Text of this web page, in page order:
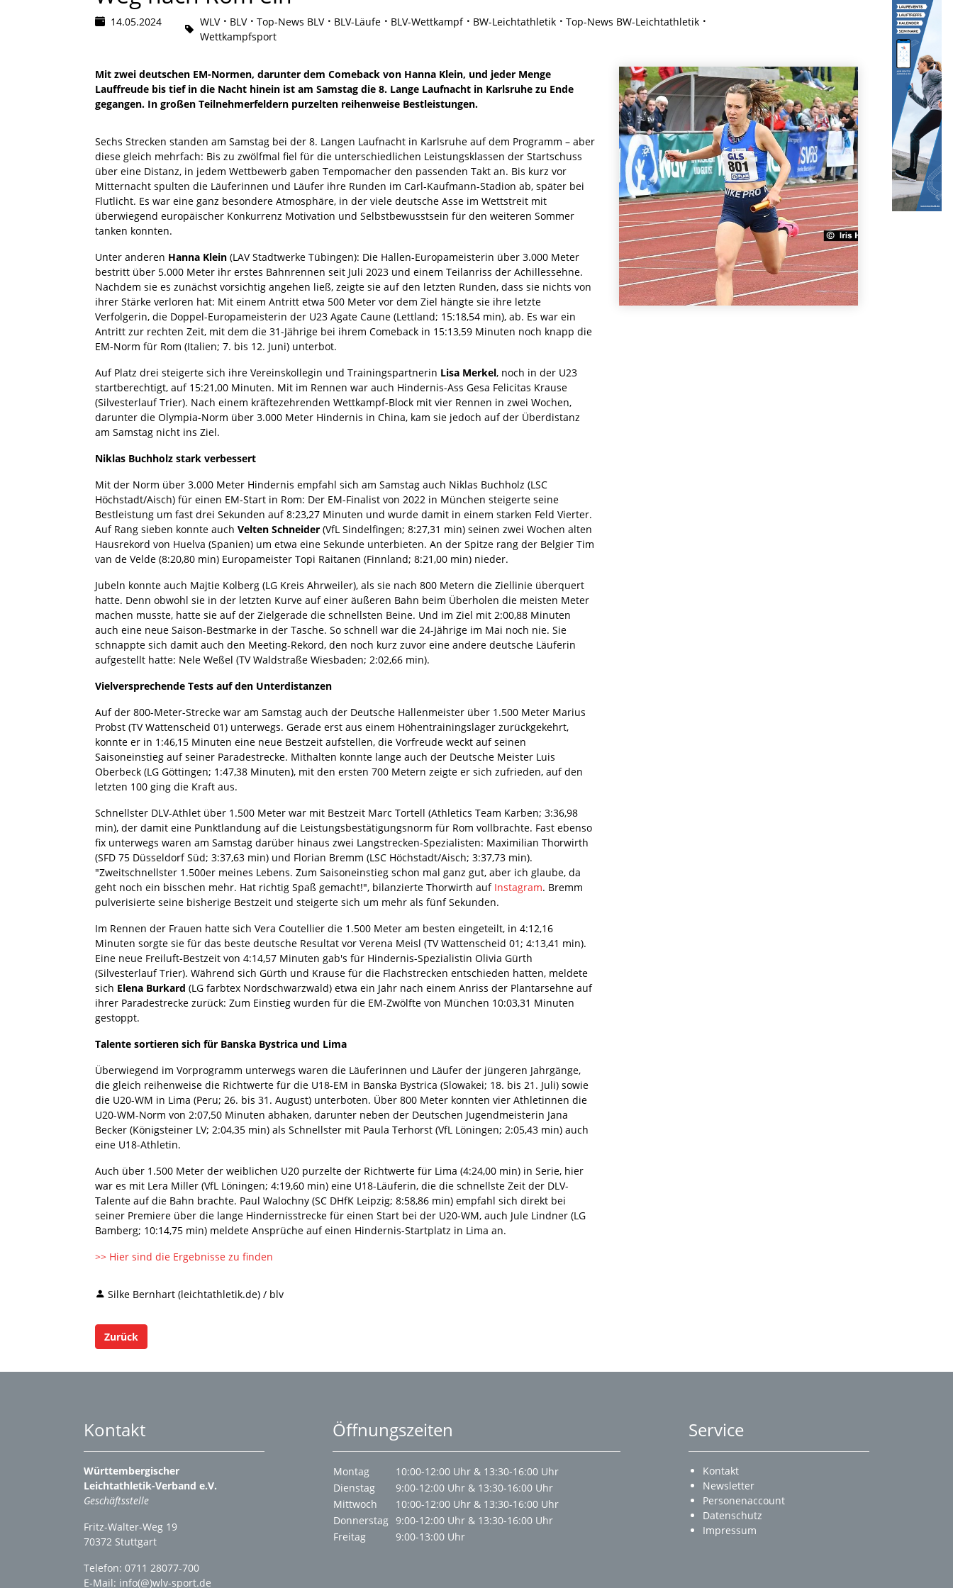
14.05.2024 WLV BLV Top-News BLV BLV-Läufe BLV-Wettkampf BW-Leichtathletik
Top-News BW-Leichtathletik
Wettkampfsport
Mit zwei deutschen EM-Normen, darunter dem Comeback von Hanna Klein, und jeder Menge
Lauffreude bis tief in die Nacht hinein ist am Samstag die 8. Lange Laufnacht in Karlsruhe zu Ende
gegangen. In großen Teilnehmerfeldern purzelten reihenweise Bestleistungen.
Sechs Strecken standen am Samstag bei der 8. Langen Laufnacht in Karlsruhe auf dem Programm – aber
diese gleich mehrfach: Bis zu zwölfmal fiel für die unterschiedlichen Leistungsklassen der Startschuss
über eine Distanz, in jedem Wettbewerb gaben Tempomacher den passenden Takt an. Bis kurz vor
Mitternacht spulten die Läuferinnen und Läufer ihre Runden im Carl-Kaufmann-Stadion ab, später bei
Flutlicht. Es war eine ganz besondere Atmosphäre, in der viele deutsche Asse im Wettstreit mit
überwiegend europäischer Konkurrenz Motivation und Selbstbewusstsein für den weiteren Sommer
tanken konnten.
Unter anderen Hanna Klein (LAV Stadtwerke Tübingen): Die Hallen-Europameisterin über 3.000 Meter
bestritt über 5.000 Meter ihr erstes Bahnrennen seit Juli 2023 und einem Teilanriss der Achillessehne.
Nachdem sie es zunächst vorsichtig angehen ließ, zeigte sie auf den letzten Runden, dass sie nichts von
ihrer Stärke verloren hat: Mit einem Antritt etwa 500 Meter vor dem Ziel hängte sie ihre letzte
Verfolgerin, die Doppel-Europameisterin der U23 Agate Caune (Lettland; 15:18,54 min), ab. Es war ein
Antritt zur rechten Zeit, mit dem die 31-Jährige bei ihrem Comeback in 15:13,59 Minuten noch knapp die
EM-Norm für Rom (Italien; 7. bis 12. Juni) unterbot.
Auf Platz drei steigerte sich ihre Vereinskollegin und Trainingspartnerin Lisa Merkel, noch in der U23
startberechtigt, auf 15:21,00 Minuten. Mit im Rennen war auch Hindernis-Ass Gesa Felicitas Krause
(Silvesterlauf Trier). Nach einem kräftezehrenden Wettkampf-Block mit vier Rennen in zwei Wochen,
darunter die Olympia-Norm über 3.000 Meter Hindernis in China, kam sie jedoch auf der Überdistanz
am Samstag nicht ins Ziel.
Niklas Buchholz stark verbessert
Mit der Norm über 3.000 Meter Hindernis empfahl sich am Samstag auch Niklas Buchholz (LSC
Höchstadt/Aisch) für einen EM-Start in Rom: Der EM-Finalist von 2022 in München steigerte seine
Bestleistung um fast drei Sekunden auf 8:23,27 Minuten und wurde damit in einem starken Feld Vierter.
Auf Rang sieben konnte auch Velten Schneider (VfL Sindelfingen; 8:27,31 min) seinen zwei Wochen alten
Hausrekord von Huelva (Spanien) um etwa eine Sekunde unterbieten. An der Spitze rang der Belgier Tim
van de Velde (8:20,80 min) Europameister Topi Raitanen (Finnland; 8:21,00 min) nieder.
Jubeln konnte auch Majtie Kolberg (LG Kreis Ahrweiler), als sie nach 800 Metern die Ziellinie überquert
hatte. Denn obwohl sie in der letzten Kurve auf einer äußeren Bahn beim Überholen die meisten Meter
machen musste, hatte sie auf der Zielgerade die schnellsten Beine. Und im Ziel mit 2:00,88 Minuten
auch eine neue Saison-Bestmarke in der Tasche. So schnell war die 24-Jährige im Mai noch nie. Sie
schnappte sich damit auch den Meeting-Rekord, den noch kurz zuvor eine andere deutsche Läuferin
aufgestellt hatte: Nele Weßel (TV Waldstraße Wiesbaden; 2:02,66 min).
Vielversprechende Tests auf den Unterdistanzen
Auf der 800-Meter-Strecke war am Samstag auch der Deutsche Hallenmeister über 1.500 Meter Marius
Probst (TV Wattenscheid 01) unterwegs. Gerade erst aus einem Höhentrainingslager zurückgekehrt,
konnte er in 1:46,15 Minuten eine neue Bestzeit aufstellen, die Vorfreude weckt auf seinen
Saisoneinstieg auf seiner Paradestrecke. Mithalten konnte lange auch der Deutsche Meister Luis
Oberbeck (LG Göttingen; 1:47,38 Minuten), mit den ersten 700 Metern zeigte er sich zufrieden, auf den
letzten 100 ging die Kraft aus.
Schnellster DLV-Athlet über 1.500 Meter war mit Bestzeit Marc Tortell (Athletics Team Karben; 3:36,98
min), der damit eine Punktlandung auf die Leistungsbestätigungsnorm für Rom vollbrachte. Fast ebenso
fix unterwegs waren am Samstag darüber hinaus zwei Langstrecken-Spezialisten: Maximilian Thorwirth
(SFD 75 Düsseldorf Süd; 3:37,63 min) und Florian Bremm (LSC Höchstadt/Aisch; 3:37,73 min).
"Zweitschnellster 1.500er meines Lebens. Zum Saisoneinstieg schon mal ganz gut, aber ich glaube, da
geht noch ein bisschen mehr. Hat richtig Spaß gemacht!", bilanzierte Thorwirth auf Instagram. Bremm
pulverisierte seine bisherige Bestzeit und steigerte sich um mehr als fünf Sekunden.
Im Rennen der Frauen hatte sich Vera Coutellier die 1.500 Meter am besten eingeteilt, in 4:12,16
Minuten sorgte sie für das beste deutsche Resultat vor Verena Meisl (TV Wattenscheid 01; 4:13,41 min).
Eine neue Freiluft-Bestzeit von 4:14,57 Minuten gab's für Hindernis-Spezialistin Olivia Gürth
(Silvesterlauf Trier). Während sich Gürth und Krause für die Flachstrecken entschieden hatten, meldete
sich Elena Burkard (LG farbtex Nordschwarzwald) etwa ein Jahr nach einem Anriss der Plantarsehne auf
ihrer Paradestrecke zurück: Zum Einstieg wurden für die EM-Zwölfte von München 10:03,31 Minuten
gestoppt.
Talente sortieren sich für Banska Bystrica und Lima
Überwiegend im Vorprogramm unterwegs waren die Läuferinnen und Läufer der jüngeren Jahrgänge,
die gleich reihenweise die Richtwerte für die U18-EM in Banska Bystrica (Slowakei; 18. bis 21. Juli) sowie
die U20-WM in Lima (Peru; 26. bis 31. August) unterboten. Über 800 Meter konnten vier Athletinnen die
U20-WM-Norm von 2:07,50 Minuten abhaken, darunter neben der Deutschen Jugendmeisterin Jana
Becker (Königsteiner LV; 2:04,35 min) als Schnellster mit Paula Terhorst (VfL Löningen; 2:05,43 min) auch
eine U18-Athletin.
Auch über 1.500 Meter der weiblichen U20 purzelte der Richtwerte für Lima (4:24,00 min) in Serie, hier
war es mit Lera Miller (VfL Löningen; 4:19,60 min) eine U18-Läuferin, die die schnellste Zeit der DLV-
Talente auf die Bahn brachte. Paul Walochny (SC DHfK Leipzig; 8:58,86 min) empfahl sich direkt bei
seiner Premiere über die lange Hindernisstrecke für einen Start bei der U20-WM, auch Jule Lindner (LG
Bamberg; 10:14,75 min) meldete Ansprüche auf einen Hindernis-Startplatz in Lima an.
>> Hier sind die Ergebnisse zu finden
Silke Bernhart (leichtathletik.de) / blv
Zurück
Kontakt
Württembergischer
Leichtathletik-Verband e.V.
Geschäftsstelle
Fritz-Walter-Weg 19
70372 Stuttgart
Telefon: 0711 28077-700
E-Mail: info(@)wlv-sport.de
Öffnungszeiten
Montag
10:00-12:00 Uhr & 13:30-16:00 Uhr
Dienstag
9:00-12:00 Uhr & 13:30-16:00 Uhr
Mittwoch
10:00-12:00 Uhr & 13:30-16:00 Uhr
Donnerstag 9:00-12:00 Uhr & 13:30-16:00 Uhr
Freitag
9:00-13:00 Uhr
Service
Kontakt
Newsletter
Personenaccount
Datenschutz
Impressum